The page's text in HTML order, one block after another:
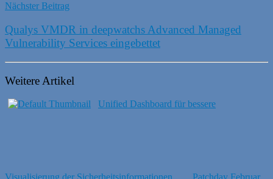
Nächster Beitrag
Qualys VMDR in deepwatchs Advanced Managed
Vulnerability Services eingebettet
Weitere Artikel
Unified Dashboard für bessere